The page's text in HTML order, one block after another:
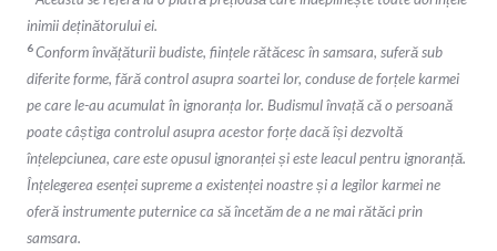
inimii deținătorului ei.
6Conform învățăturii budiste, ființele rătăcesc în samsara, suferă sub
diferite forme, fără control asupra soartei lor, conduse de forțele karmei
pe care le-au acumulat în ignoranța lor. Budismul învață că o persoană
poate câștiga controlul asupra acestor forțe dacă își dezvoltă
înțelepciunea, care este opusul ignoranței și este leacul pentru ignoranță.
Înțelegerea esenței supreme a existenței noastre și a legilor karmei ne
oferă instrumente puternice ca să încetăm de a ne mai rătăci prin
samsara.